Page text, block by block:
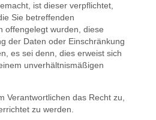
ist dieser verpflichtet,
Sie betreffenden
offengelegt wurden, diese
der Daten oder Einschränkung
es sei denn, dies erweist sich
unverhältnismäßigen
Verantwortlichen das Recht zu,
zu werden.